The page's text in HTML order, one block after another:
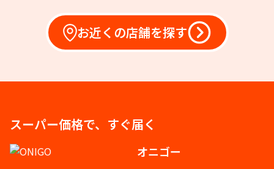
お近くの店舗を探す
スーパー価格で、すぐ届く
オニゴー